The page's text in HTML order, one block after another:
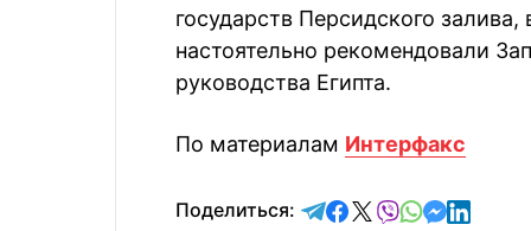
государств Персидского
настоятельно рекомендовали
руководства Египта.
По материалам Интерфакс
Поделиться: отправить в Telegram
поделиться в
поделиться в X
отправить в
отправить